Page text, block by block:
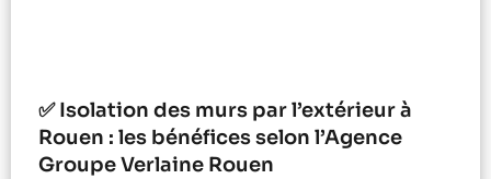
✅ Isolation des murs par l’extérieur à
Rouen : les bénéfices selon l’Agence
Groupe Verlaine Rouen